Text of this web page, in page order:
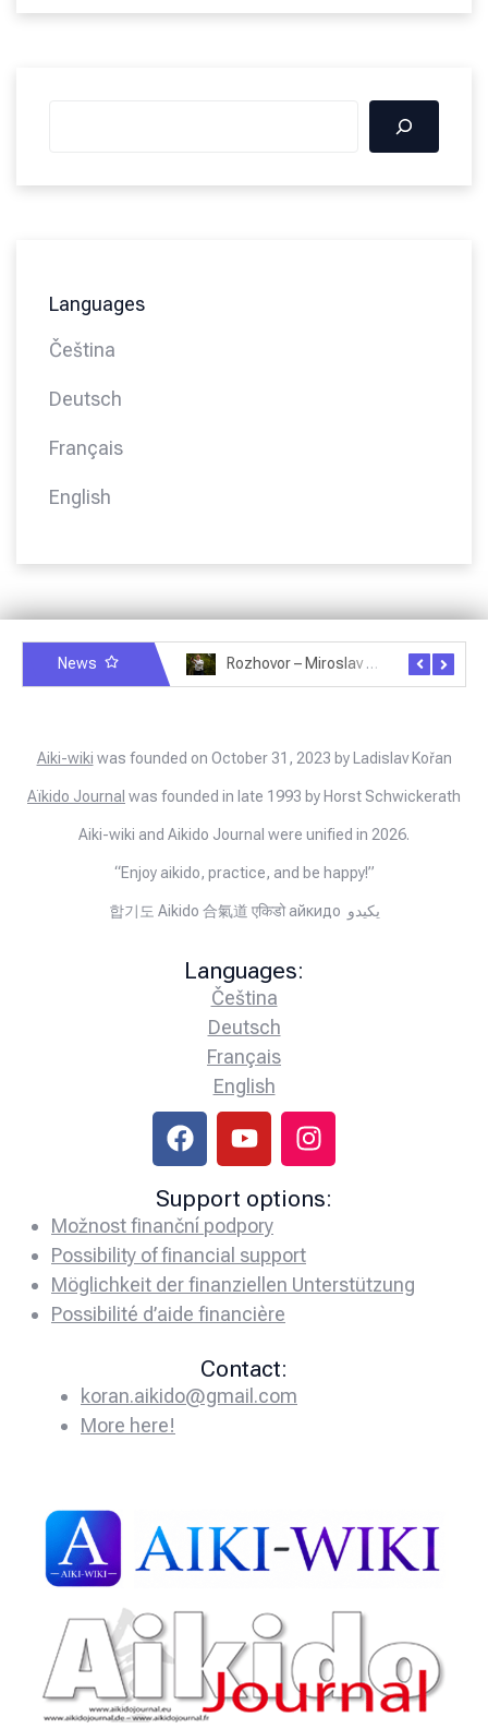
Languages
Čeština
Deutsch
Français
English
News
Aiki-wiki was founded on October 31, 2023 by Ladislav Kořan
Aïkido Journal was founded in late 1993 by Horst Schwickerath
Aiki-wiki and Aikido Journal were unified in 2026.
“Enjoy aikido, practice, and be happy!”
합기도 Aikido 合氣道 एकिडो айкидо يكيدو
Languages:
Čeština
Deutsch
Français
English
Support options:
Možnost finanční podpory
Possibility of financial support
Möglichkeit der finanziellen Unterstützung
Possibilité d’aide financière
Contact:
koran.aikido@gmail.com
More here!